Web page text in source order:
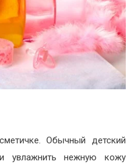
Обычный детский
увлажнить нежную кожу